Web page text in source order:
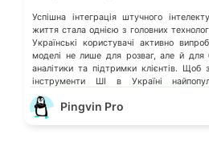
Успішна інтеграція штучного
життя стала однією з головних
Українські користувачі активно
моделі не лише для розваг, але й для
аналітики та підтримки клієнтів. Щоб
інструменти ШІ в Україні
Statcounter за період із березня […]
Pingvin Pro